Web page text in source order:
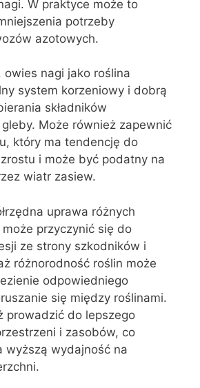
W praktyce może to
potrzeby
azotowych.
owies nagi jako roślina
system korzeniowy i dobrą
składników
Może również zapewnić
który ma tendencję do
i może być podatny na
wiatr zasiew.
uprawa różnych
przyczynić się do
ze strony szkodników i
różnorodność roślin może
odpowiedniego
się między roślinami.
prowadzić do lepszego
i zasobów, co
wyższą wydajność na